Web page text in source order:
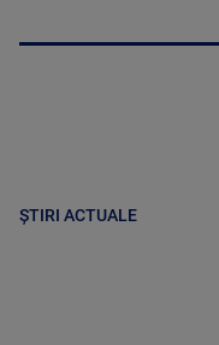
ȘTIRI ACTUALE